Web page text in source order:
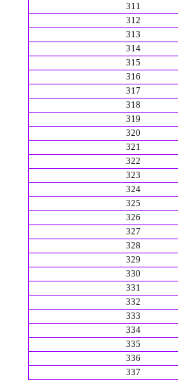
311
312
313
314
315
316
317
318
319
320
321
322
323
324
325
326
327
328
329
330
331
332
333
334
335
336
337